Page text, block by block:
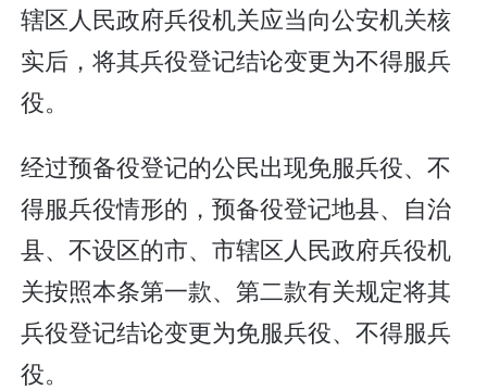
辖区人民政府兵役机关应当向公安机关核
实后，将其兵役登记结论变更为不得服兵
役。
经过预备役登记的公民出现免服兵役、不
得服兵役情形的，预备役登记地县、自治
县、不设区的市、市辖区人民政府兵役机
关按照本条第一款、第二款有关规定将其
兵役登记结论变更为免服兵役、不得服兵
役。